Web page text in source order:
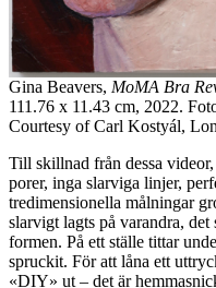
Gina Beavers, MoMA Bra
111.76 x 11.43 cm, 2022.
Courtesy of Carl Kostyál,
Till skillnad från dessa
porer, inga slarviga linjer,
tredimensionella målningar
slarvigt lagts på varandra, det
formen. På ett ställe tittar
spruckit. För att låna ett
«DIY» ut – det är